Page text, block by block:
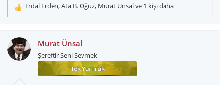
T
k
i
l
Erdal Erden,Ata B. Oğuz, Murat Ünsalve 1 kişi daha
Murat Ünsal
Şereftir Seni Sevmek